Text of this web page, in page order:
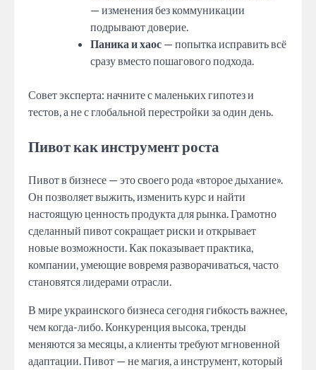
— изменения без коммуникации
подрывают доверие.
Паника и хаос — попытка исправить всё
сразу вместо пошагового подхода.
Совет эксперта: начните с маленьких гипотез и
тестов, а не с глобальной перестройки за один день.
Пивот как инструмент роста
Пивот в бизнесе — это своего рода «второе дыхание».
Он позволяет выжить, изменить курс и найти
настоящую ценность продукта для рынка. Грамотно
сделанный пивот сокращает риски и открывает
новые возможности. Как показывает практика,
компании, умеющие вовремя разворачиваться, часто
становятся лидерами отрасли.
В мире украинского бизнеса сегодня гибкость важнее,
чем когда-либо. Конкуренция высока, тренды
меняются за месяцы, а клиенты требуют мгновенной
адаптации. Пивот — не магия, а инструмент, который